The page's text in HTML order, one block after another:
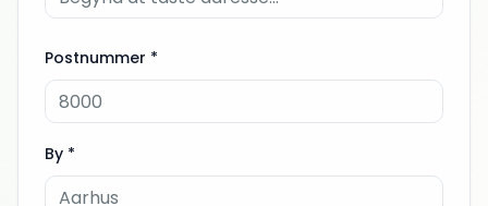
Postnummer *
By *